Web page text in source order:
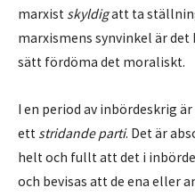
marxist skyldigatt ta
marxismens synvinkel är
sätt fördöma det moraliskt.
I en period av inbördeskrig
ett stridande parti. Det är
helt och fullt att det i
och bevisas att de ena eller